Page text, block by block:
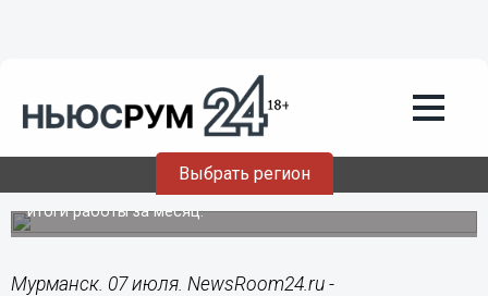
Выбрать регион
07.07.202619:40
Медики скорой за июнь помогли более
11 тысячам северян
Мурманская областная станция скорой помощи подвела
итоги работы за месяц.
Мурманск. 07 июля. NewsRoom24.ru -